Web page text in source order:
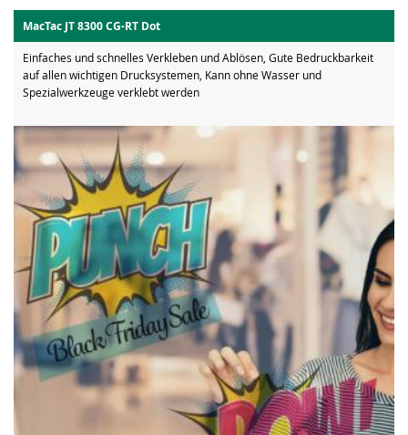
MacTac JT 8300 CG-RT Dot
Einfaches und schnelles Verkleben und Ablösen, Gute Bedruckbarkeit
auf allen wichtigen Drucksystemen, Kann ohne Wasser und
Spezialwerkzeuge verklebt werden